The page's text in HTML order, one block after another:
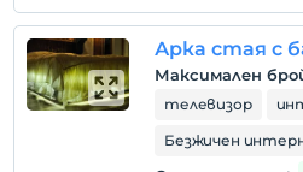
Арка стая с
Максимален
телевизор
Безжичен